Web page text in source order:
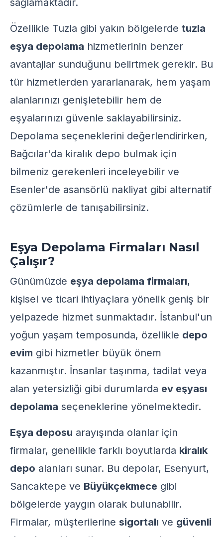
sağlamaktadır.
Özellikle Tuzla gibi yakın bölgelerde tuzla
eşya depolama hizmetlerinin benzer
avantajlar sunduğunu belirtmek gerekir. Bu
tür hizmetlerden yararlanarak, hem yaşam
alanlarınızı genişletebilir hem de
eşyalarınızı güvenle saklayabilirsiniz.
Depolama seçeneklerini değerlendirirken,
Bağcılar'da kiralık depo bulmak için
bilmeniz gerekenleri inceleyebilir ve
Esenler'de asansörlü nakliyat gibi alternatif
çözümlerle de tanışabilirsiniz.
Eşya Depolama Firmaları Nasıl
Çalışır?
Günümüzde eşya depolama firmaları,
kişisel ve ticari ihtiyaçlara yönelik geniş bir
yelpazede hizmet sunmaktadır. İstanbul'un
yoğun yaşam temposunda, özellikle depo
evim gibi hizmetler büyük önem
kazanmıştır. İnsanlar taşınma, tadilat veya
alan yetersizliği gibi durumlarda ev eşyası
depolama seçeneklerine yönelmektedir.
Eşya deposu arayışında olanlar için
firmalar, genellikle farklı boyutlarda kiralık
depo alanları sunar. Bu depolar, Esenyurt,
Sancaktepe ve Büyükçekmece gibi
bölgelerde yaygın olarak bulunabilir.
Firmalar, müşterilerine sigortalı ve güvenli